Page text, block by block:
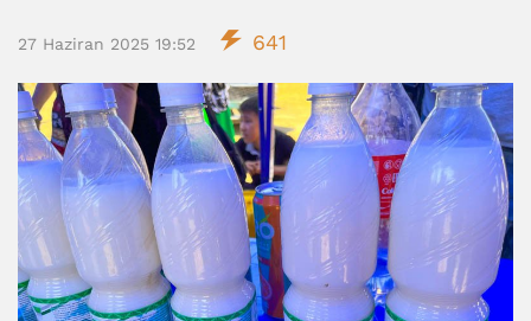
27 Haziran 2025 19:52 641